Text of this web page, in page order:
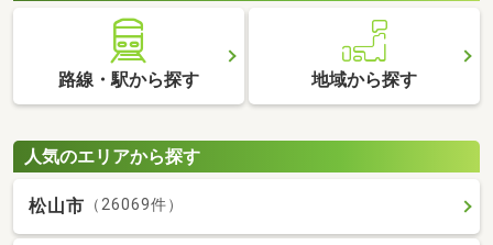
路線・駅から探す 地域から探す
人気のエリアから探す
松山市 （26069件）